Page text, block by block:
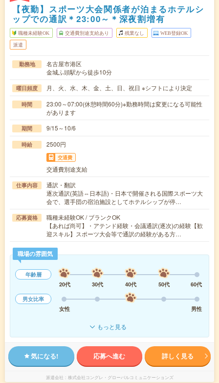
【夜勤】スポーツ大会関係者が泊まるホテルシ
ップでの通訳＊23:00～＊深夜割増有
職種未経験OK 交通費別途支給あり 残業なし WEB登録OK
派遣
勤務地
名古屋市港区
金城ふ頭駅から徒歩10分
曜日頻度 月、火、水、木、金、土、日、祝日 ※シフトにより決定
時間
23:00～07:00(休憩時間60分)※勤務時間は変更になる可能性
があります
期間 9/15～10/6
時給 2500円
交通費
交通費別途支給
仕事内容
通訳・翻訳
逐次通訳(英語⇔日本語)・日本で開催される国際スポーツ大
会で、選手団の宿泊施設としてホテルシップが停…
応募資格
職種未経験OK / ブランクOK
【あれば尚可】・アテンド経験・会議通訳(逐次)の経験【歓
迎スキル】スポーツ大会等で通訳の経験がある方…
職場の雰囲気
年齢層
20代
30代 40代 50代
60代
男女比率
女性
男性
もっと見る
気になる! 応募へ進む 詳しく見る
派遣会社 株式会社コングレ・グローバルコミュニケーションズ